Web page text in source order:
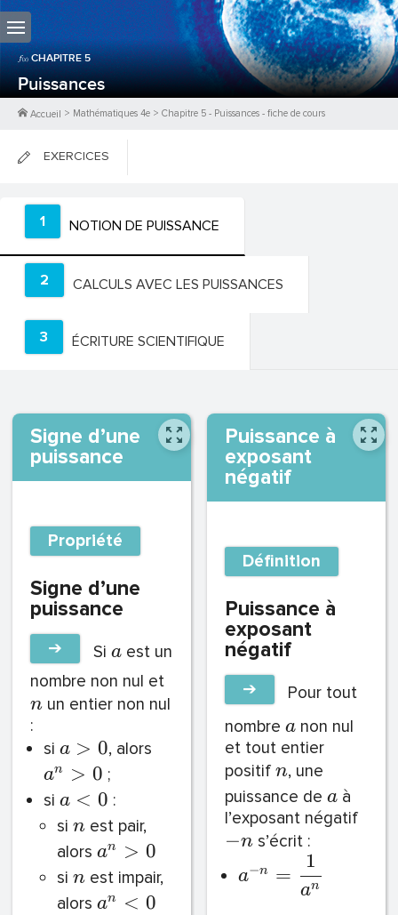
CHAPITRE 5
Puissances
Accueil > Mathématiques 4e > Chapitre 5 - Puissances - fiche de cours
EXERCICES
FICHES DE COURS
0PTS
1 NOTION DE PUISSANCE
2 CALCULS AVEC LES PUISSANCES
3 ÉCRITURE SCIENTIFIQUE
Signe d’une
puissance
Propriété
Signe d’une
puissance
➔ Si a est un
nombre non nul et
n un entier non nul
:
si a > 0, alors
an > 0 ;
si a < 0 :
si n est pair,
alors an > 0
si n est impair,
alors an < 0
Puissance à
exposant
négatif
Définition
Puissance à
exposant
négatif
➔
Pour tout
nombre a non nul
et tout entier
positif n, une
puissance de a à
l’exposant négatif
−n s’écrit :
a−n =
an
1